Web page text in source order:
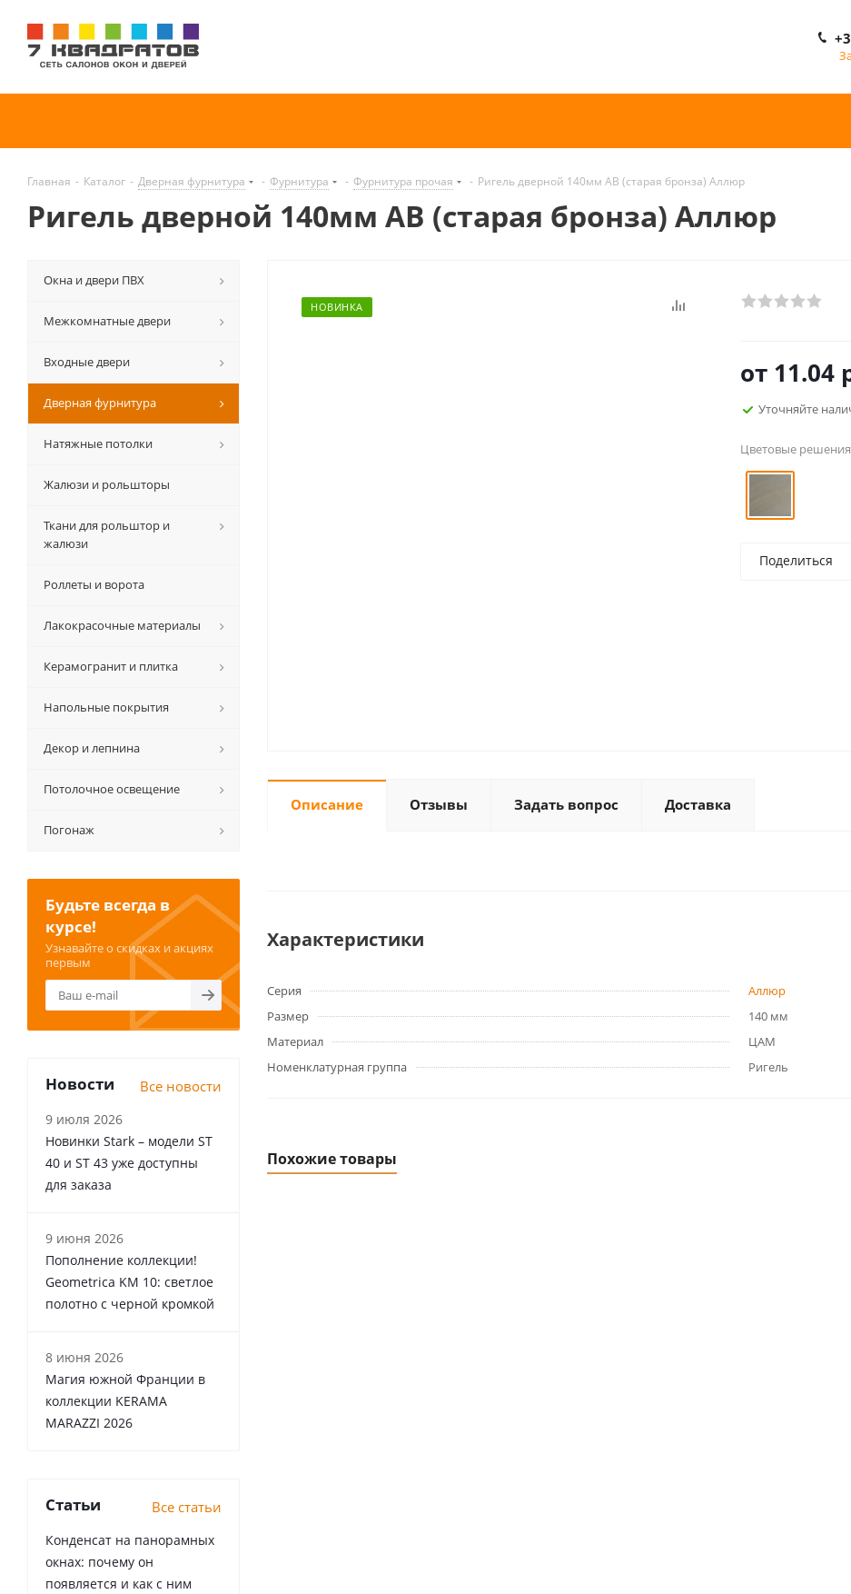
Главная - Каталог - Дверная фурнитура - Фурнитура - Фурнитура прочая - Ригель дверной 140мм AB (старая бронза) Аллюр
Ригель дверной 140мм AB (старая бронза) Аллюр
НОВИНКА
от 11.04
Уточняйте
Цветовые решения
Поделиться
Описание Отзывы Задать вопрос Доставка
Характеристики
Серия
Аллюр
Размер
140 мм
Материал
ЦАМ
Номенклатурная группа
Ригель
Похожие товары
Окна и двери ПВХ
Межкомнатные двери
Входные двери
Дверная фурнитура
Натяжные потолки
Жалюзи и рольшторы
Ткани для рольштор и
жалюзи
Роллеты и ворота
Лакокрасочные материалы
Керамогранит и плитка
Напольные покрытия
Декор и лепнина
Потолочное освещение
Погонаж
Будьте всегда в
курсе!
Узнавайте о скидках и акциях
первым
Новости Все новости
9 июля 2026
Новинки Stark – модели ST
40 и ST 43 уже доступны
для заказа
9 июня 2026
Пополнение коллекции!
Geometrica KM 10: светлое
полотно с черной кромкой
8 июня 2026
Магия южной Франции в
коллекции KERAMA
MARAZZI 2026
Статьи Все статьи
Конденсат на панорамных
окнах: почему он
появляется и как с ним